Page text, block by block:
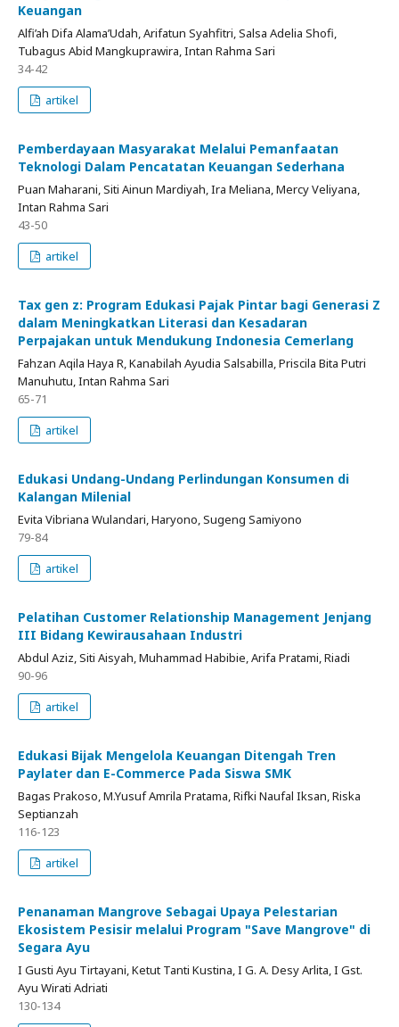
Keuangan
Alfi’ah Difa Alama’Udah, Arifatun Syahfitri, Salsa Adelia Shofi,
Tubagus Abid Mangkuprawira, Intan Rahma Sari
34-42
artikel
Pemberdayaan Masyarakat Melalui Pemanfaatan
Teknologi Dalam Pencatatan Keuangan Sederhana
Puan Maharani, Siti Ainun Mardiyah, Ira Meliana, Mercy Veliyana,
Intan Rahma Sari
43-50
artikel
Tax gen z: Program Edukasi Pajak Pintar bagi Generasi Z
dalam Meningkatkan Literasi dan Kesadaran
Perpajakan untuk Mendukung Indonesia Cemerlang
Fahzan Aqila Haya R, Kanabilah Ayudia Salsabilla, Priscila Bita Putri
Manuhutu, Intan Rahma Sari
65-71
artikel
Edukasi Undang-Undang Perlindungan Konsumen di
Kalangan Milenial
Evita Vibriana Wulandari, Haryono, Sugeng Samiyono
79-84
artikel
Pelatihan Customer Relationship Management Jenjang
III Bidang Kewirausahaan Industri
Abdul Aziz, Siti Aisyah, Muhammad Habibie, Arifa Pratami, Riadi
90-96
artikel
Edukasi Bijak Mengelola Keuangan Ditengah Tren
Paylater dan E-Commerce Pada Siswa SMK
Bagas Prakoso, M.Yusuf Amrila Pratama, Rifki Naufal Iksan, Riska
Septianzah
116-123
artikel
Penanaman Mangrove Sebagai Upaya Pelestarian
Ekosistem Pesisir melalui Program "Save Mangrove" di
Segara Ayu
I Gusti Ayu Tirtayani, Ketut Tanti Kustina, I G. A. Desy Arlita, I Gst.
Ayu Wirati Adriati
130-134